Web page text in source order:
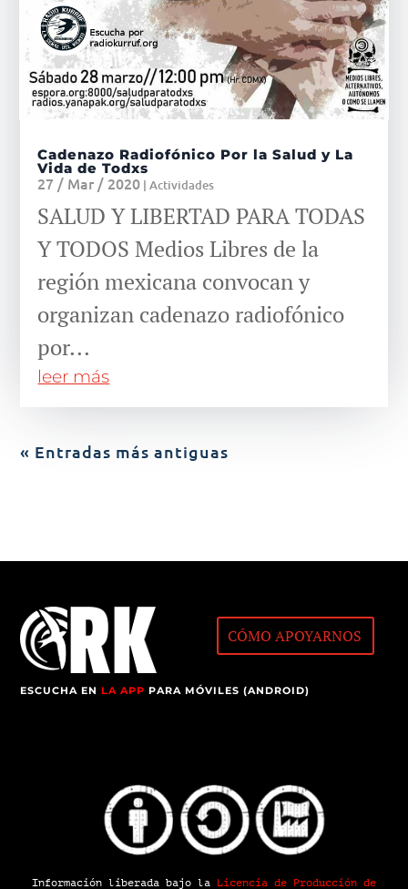
Cadenazo Radiofónico Por la Salud y La
Vida de Todxs
27 / Mar / 2020 |Actividades
SALUD Y LIBERTAD PARA TODAS
Y TODOS Medios Libres de la
región mexicana convocan y
organizan cadenazo radiofónico
por...
leer más
« Entradas más antiguas
CÓMO APOYARNOS
ESCUCHA ENLA APP PARA MÓVILES (ANDROID)
Información liberada bajo la Licencia de Producción de